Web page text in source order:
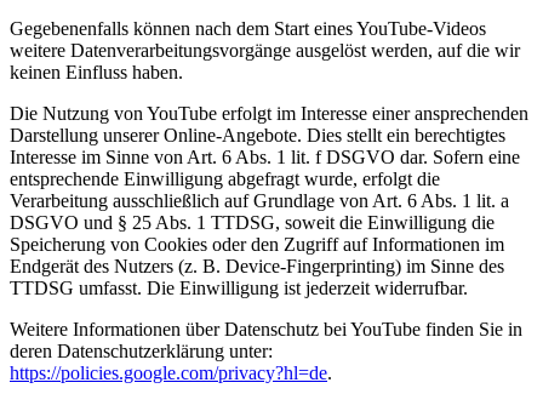
Gegebenenfalls können nach dem Start eines YouTube-Videos
weitere Datenverarbeitungsvorgänge ausgelöst werden, auf die wir
keinen Einfluss haben.
Die Nutzung von YouTube erfolgt im Interesse einer ansprechenden
Darstellung unserer Online-Angebote. Dies stellt ein berechtigtes
Interesse im Sinne von Art. 6 Abs. 1 lit. f DSGVO dar. Sofern eine
entsprechende Einwilligung abgefragt wurde, erfolgt die
Verarbeitung ausschließlich auf Grundlage von Art. 6 Abs. 1 lit. a
DSGVO und § 25 Abs. 1 TTDSG, soweit die Einwilligung die
Speicherung von Cookies oder den Zugriff auf Informationen im
Endgerät des Nutzers (z. B. Device-Fingerprinting) im Sinne des
TTDSG umfasst. Die Einwilligung ist jederzeit widerrufbar.
Weitere Informationen über Datenschutz bei YouTube finden Sie in
deren Datenschutzerklärung unter:
https://policies.google.com/privacy?hl=de.